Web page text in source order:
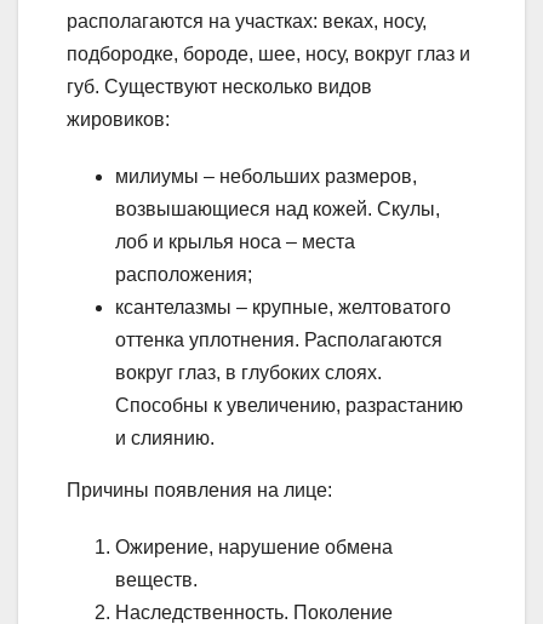
располагаются на участках: веках, носу,
подбородке, бороде, шее, носу, вокруг глаз и
губ. Существуют несколько видов
жировиков:
милиумы – небольших размеров,
возвышающиеся над кожей. Скулы,
лоб и крылья носа – места
расположения;
ксантелазмы – крупные, желтоватого
оттенка уплотнения. Располагаются
вокруг глаз, в глубоких слоях.
Способны к увеличению, разрастанию
и слиянию.
Причины появления на лице:
Ожирение, нарушение обмена
веществ.
Наследственность. Поколение